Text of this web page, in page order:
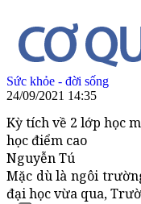
Sức khỏe - đời sống
24/09/2021 14:35
Kỳ tích về 2 lớp học
học điểm cao
Nguyễn Tú
Mặc dù là ngôi
đại học vừa qua,